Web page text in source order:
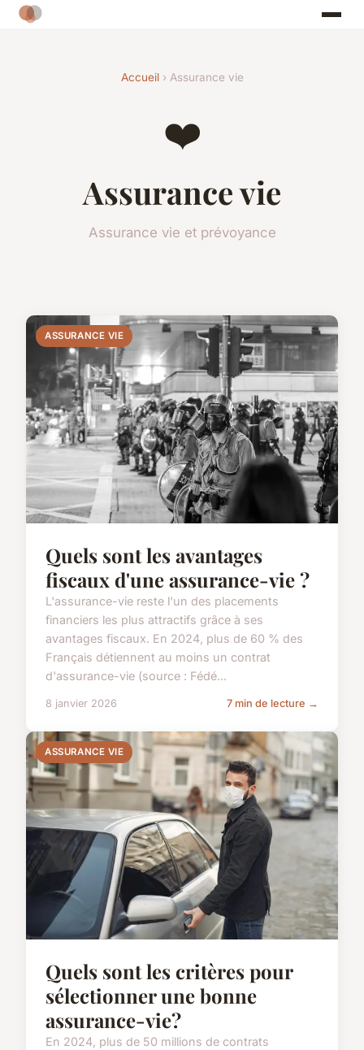
Accueil› Assurance vie
❤️
Assurance vie
Assurance vie et prévoyance
ASSURANCE VIE
Quels sont les avantages
fiscaux d'une assurance-vie ?
L'assurance-vie reste l'un des placements
financiers les plus attractifs grâce à ses
avantages fiscaux. En 2024, plus de 60 % des
Français détiennent au moins un contrat
d'assurance-vie (source : Fédé...
8 janvier 2026 7 min de lecture →
ASSURANCE VIE
Quels sont les critères pour
sélectionner une bonne
assurance-vie?
En 2024, plus de 50 millions de contrats